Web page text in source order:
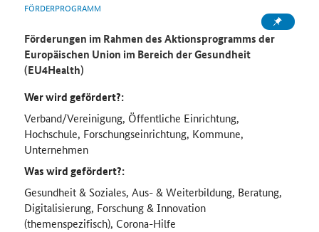
FÖRDERPROGRAMM
Förderungen im Rahmen des Aktionsprogramms der
Europäischen Union im Bereich der Gesundheit
(EU4Health)
Wer wird gefördert?:
Verband/Vereinigung, Öffentliche Einrichtung,
Hochschule, Forschungseinrichtung, Kommune,
Unternehmen
Was wird gefördert?:
Gesundheit & Soziales, Aus- & Weiterbildung, Beratung,
Digitalisierung, Forschung & Innovation
(themenspezifisch), Corona-Hilfe